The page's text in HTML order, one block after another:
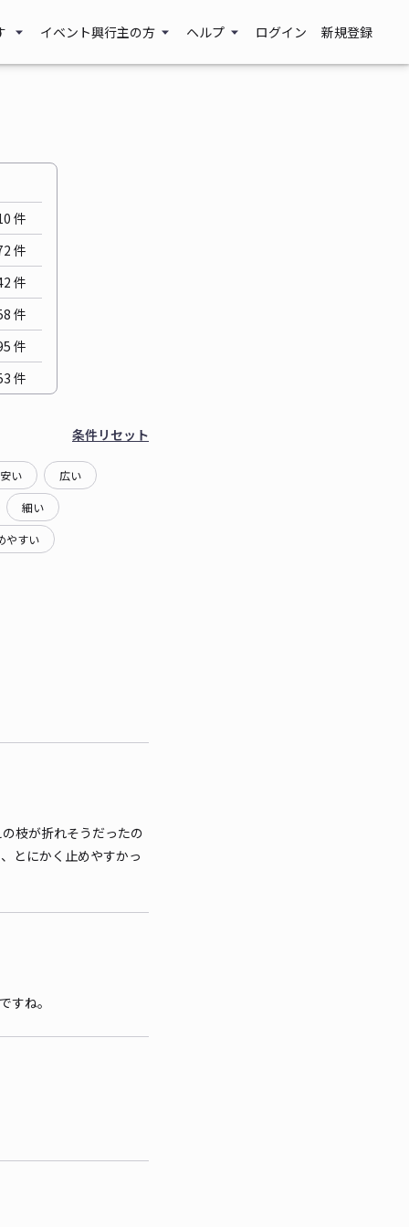
イベント興行主の方 ヘルプ ログイン 新規登録
件
件
件
件
件
件
条件リセット
安い 広い
細い
やすい
枝が折れそうだったの
とにかく止めやすかっ
すね。